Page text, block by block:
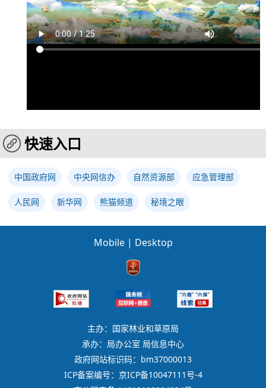
快速入口
中国政府网 中央网信办 自然资源部 应急管理部
人民网 新华网 熊猫频道 秘境之眼
Mobile | Desktop
主办：国家林业和草原局
承办：局办公室 局信息中心
政府网站标识码：bm37000013
ICP备案编号：京ICP备10047111号-4